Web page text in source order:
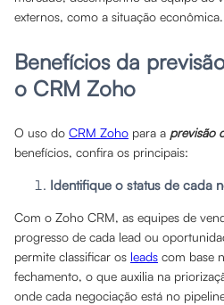
externos, como a situação econômica.
Benefícios da
o CRM Zoho
O uso do CRM Zoho para a previsão
benefícios, confira os principais:
Identifique o status de cada
Com o Zoho CRM, as equipes de
progresso de cada lead ou
permite classificar os leads com base
fechamento, o que auxilia na
onde cada negociação está no